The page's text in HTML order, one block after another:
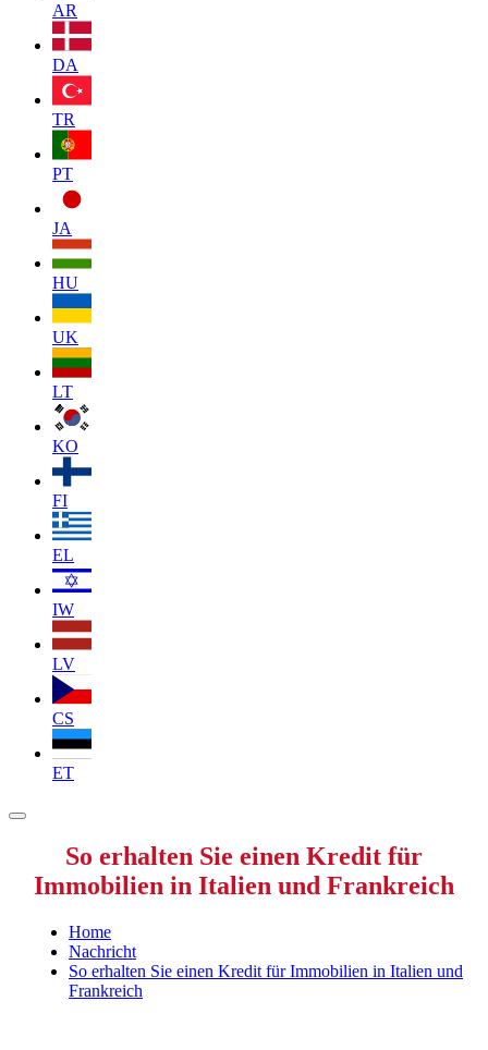
AR
DA
TR
PT
JA
HU
UK
LT
KO
FI
EL
IW
LV
CS
ET
So erhalten Sie einen Kredit für
Immobilien in Italien und Frankreich
Home
Nachricht
So erhalten Sie einen Kredit für Immobilien in Italien und
Frankreich